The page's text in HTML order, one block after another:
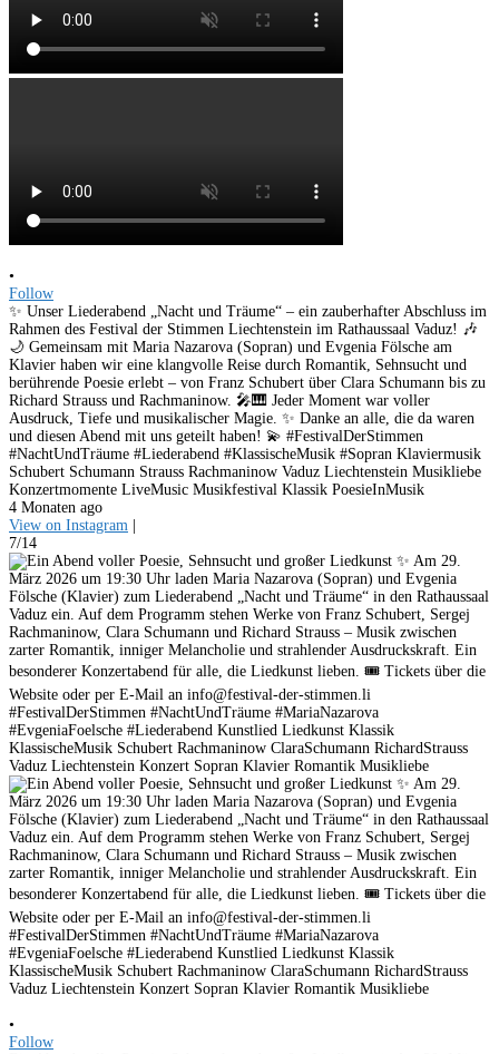
•
Follow
✨ Unser Liederabend „Nacht und Träume“ – ein zauberhafter Abschluss im
Rahmen des Festival der Stimmen Liechtenstein im Rathaussaal Vaduz! 🎶
🌙 Gemeinsam mit Maria Nazarova (Sopran) und Evgenia Fölsche am
Klavier haben wir eine klangvolle Reise durch Romantik, Sehnsucht und
berührende Poesie erlebt – von Franz Schubert über Clara Schumann bis zu
Richard Strauss und Rachmaninow. 🎤🎹 Jeder Moment war voller
Ausdruck, Tiefe und musikalischer Magie. ✨ Danke an alle, die da waren
und diesen Abend mit uns geteilt haben! 💫 #FestivalDerStimmen
#NachtUndTräume #Liederabend #KlassischeMusik #Sopran Klaviermusik
Schubert Schumann Strauss Rachmaninow Vaduz Liechtenstein Musikliebe
Konzertmomente LiveMusic Musikfestival Klassik PoesieInMusik
4 Monaten ago
View on Instagram |
7/14
•
Follow